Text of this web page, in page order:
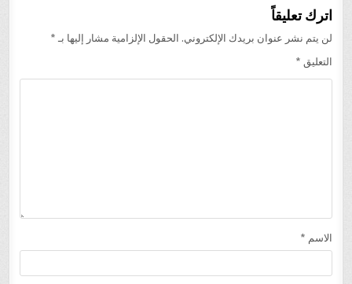
اترك تعليقاً
لن يتم نشر عنوان بريدك الإلكتروني. الحقول الإلزامية مشار إليها بـ *
التعليق *
الاسم *